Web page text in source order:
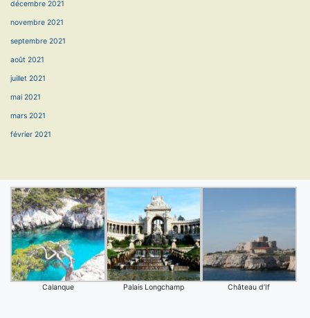
décembre 2021
novembre 2021
septembre 2021
août 2021
juillet 2021
mai 2021
mars 2021
février 2021
Calanque Palais Longchamp Château d’If